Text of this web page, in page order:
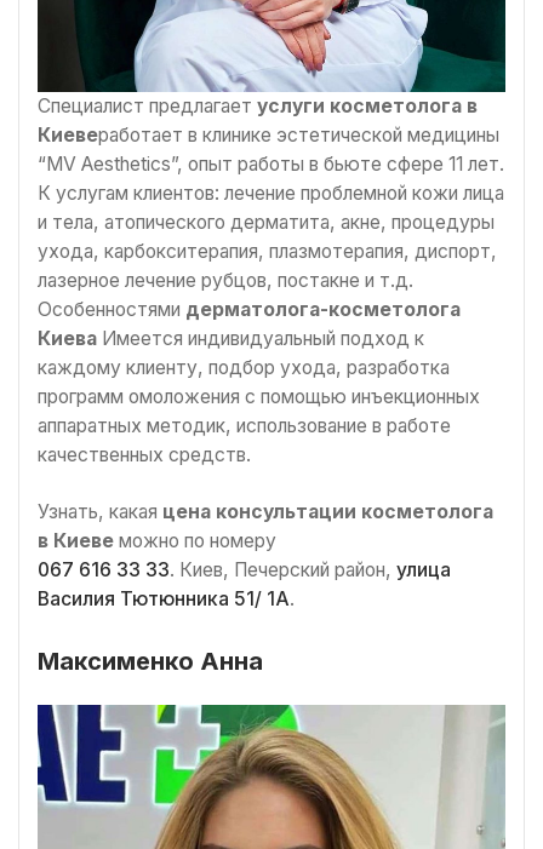
Специалист предлагает услуги косметолога в
Киевеработает в клинике эстетической медицины
“MV Aesthetics”, опыт работы в бьюте сфере 11 лет.
К услугам клиентов: лечение проблемной кожи лица
и тела, атопического дерматита, акне, процедуры
ухода, карбокситерапия, плазмотерапия, диспорт,
лазерное лечение рубцов, постакне и т.д.
Особенностями дерматолога-косметолога
Киева Имеется индивидуальный подход к
каждому клиенту, подбор ухода, разработка
программ омоложения с помощью инъекционных
аппаратных методик, использование в работе
качественных средств.
Узнать, какая цена консультации косметолога
в Киеве можно по номеру
067 616 33 33. Киев, Печерский район, улица
Василия Тютюнника 51/ 1А.
Максименко Анна